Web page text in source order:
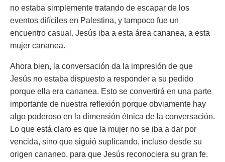
no estaba simplemente tratando de escapar de los
eventos difíciles en Palestina, y tampoco fue un
encuentro casual. Jesús iba a esta área cananea, a esta
mujer cananea.
Ahora bien, la conversación da la impresión de que
Jesús no estaba dispuesto a responder a su pedido
porque ella era cananea. Esto se convertirá en una parte
importante de nuestra reflexión porque obviamente hay
algo poderoso en la dimensión étnica de la conversación.
Lo que está claro es que la mujer no se iba a dar por
vencida, sino que siguió suplicando, incluso desde su
origen cananeo, para que Jesús reconociera su gran fe.